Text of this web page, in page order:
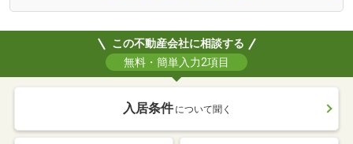
この不動産会社に相談する
無料・簡単入力2項目
入居条件 について聞く